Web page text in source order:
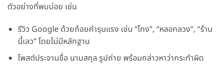
ตัวอย่างที่พบบ่อย เช่น
รีวิว Google ด้วยถ้อยคำรุนแรง เช่น “โกง”, “หลอกลวง”, “ร้าน
นี้เลว” โดยไม่มีหลักฐาน
โพสต์ประจานชื่อ นามสกุล รูปถ่าย พร้อมกล่าวหาว่ากระทำผิด